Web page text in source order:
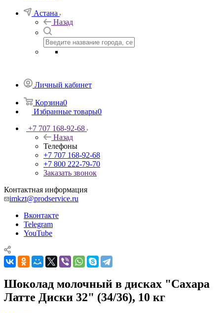
Астана
Назад
Личный кабинет
Корзина0
Избранные товары0
+7 707 168-92-68
Назад
Телефоны
+7 707 168-92-68
+7 800 222-79-70
Заказать звонок
Контактная информация
imkzt@prodservice.ru
Вконтакте
Telegram
YouTube
Шоколад молочный в дисках "Сахара
Латте Диски 32" (34/36), 10 кг